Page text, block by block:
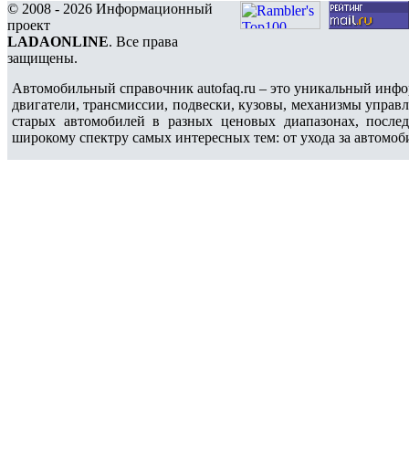
© 2008 - 2026 Информационный
проект
LADAONLINE. Все права
защищены.
Автомобильный справочник autofaq.ru – это уникальный
двигатели, трансмиссии, подвески, кузовы, механизмы
старых автомобилей в разных ценовых диапазонах,
широкому спектру самых интересных тем: от ухода за